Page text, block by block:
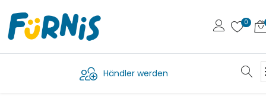
Händler werden